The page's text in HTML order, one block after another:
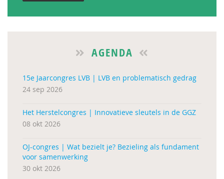
AGENDA
15e Jaarcongres LVB | LVB en problematisch gedrag
24 sep 2026
Het Herstelcongres | Innovatieve sleutels in de GGZ
08 okt 2026
OJ-congres | Wat bezielt je? Bezieling als fundament
voor samenwerking
30 okt 2026